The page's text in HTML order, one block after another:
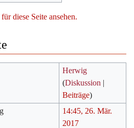
diese Seite ansehen.
Herwig
(Diskussion |
Beiträge)
14:45, 26. Mär.
2017